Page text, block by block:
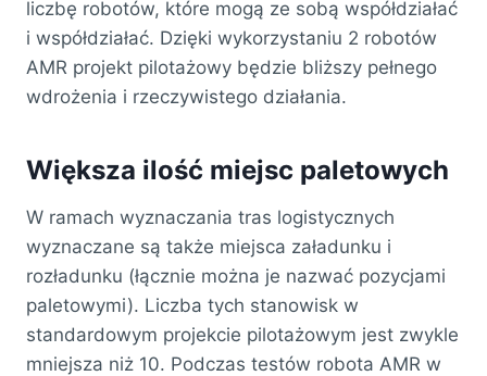
liczbę robotów, które mogą ze sobą współdziałać
i współdziałać. Dzięki wykorzystaniu 2 robotów
AMR projekt pilotażowy będzie bliższy pełnego
wdrożenia i rzeczywistego działania.
Większa ilość miejsc paletowych
W ramach wyznaczania tras logistycznych
wyznaczane są także miejsca załadunku i
rozładunku (łącznie można je nazwać pozycjami
paletowymi). Liczba tych stanowisk w
standardowym projekcie pilotażowym jest zwykle
mniejsza niż 10. Podczas testów robota AMR w